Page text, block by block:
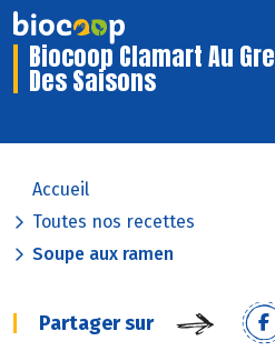
Biocoop Clamart Au Gre
Des Saisons
Accueil
Toutes nos recettes
Soupe aux ramen
Partager sur